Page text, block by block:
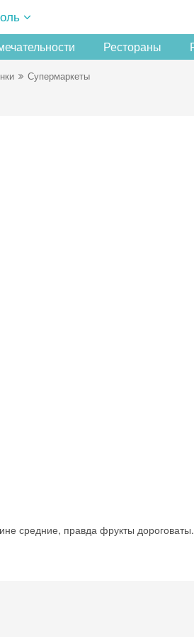
Рестораны
Супермаркеты
средние, правда фрукты дороговаты.
Хочешь